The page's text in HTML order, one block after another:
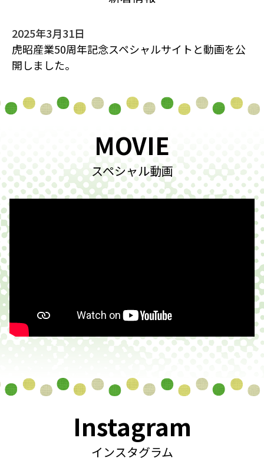
2025年3月31日
虎昭産業50周年記念スペシャルサイトと動画を公
開しました。
MOVIE
スペシャル動画
Instagram
インスタグラム